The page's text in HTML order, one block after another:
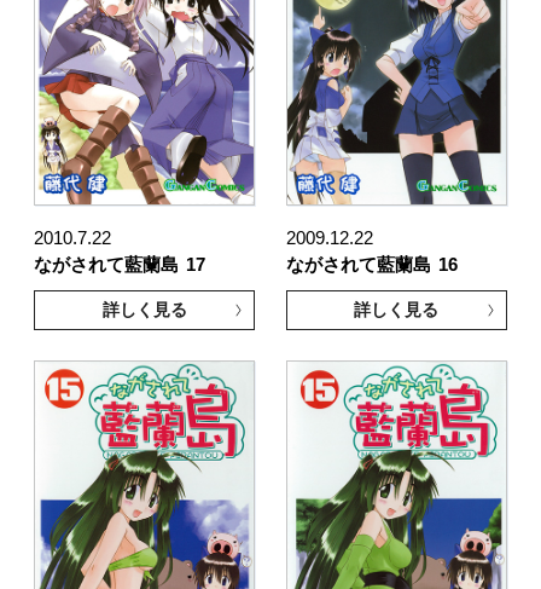
2010.7.22
ながされて藍蘭島 17
詳しく見る
2009.12.22
ながされて藍蘭島 16
詳しく見る